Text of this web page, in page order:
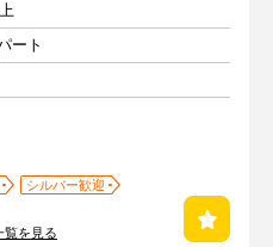
ート
シルバー歓迎
覧を見る